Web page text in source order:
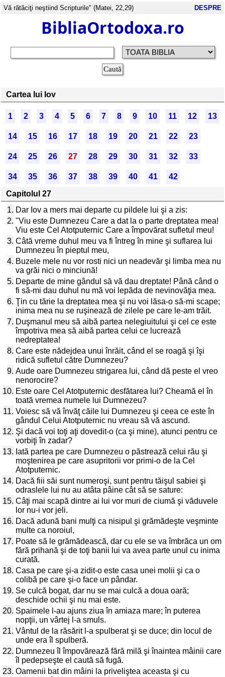
Vă rătăciţi neştiind Scripturile" (Matei, 22,29) DESPRE
BibliaOrtodoxa.ro
Cartea lui Iov
1 2 3 4 5 6 7 8 9 10 11 12 13
14 15 16 17 18 19 20 21 22 23
24 25 26 27 28 29 30 31 32 33
34 35 36 37 38 39 40 41
42
Capitolul 27
1. Dar Iov a mers mai departe cu pildele lui şi a zis:
2. "Viu este Dumnezeu Care a dat la o parte dreptatea mea!
Viu este Cel Atotputernic Care a împovărat sufletul meu!
3. Câtă vreme duhul meu va fi întreg în mine şi suflarea lui
Dumnezeu în pieptul meu,
4. Buzele mele nu vor rosti nici un neadevăr şi limba mea nu
va grăi nici o minciună!
5. Departe de mine gândul să vă dau dreptate! Până când o
fi să-mi dau duhul nu mă voi lepăda de nevinovăţia mea.
6. Ţin cu tărie la dreptatea mea şi nu voi lăsa-o să-mi scape;
inima mea nu se ruşinează de zilele pe care le-am trăit.
7. Duşmanul meu să aibă partea nelegiuitului şi cel ce este
împotriva mea să aibă partea celui ce lucrează
nedreptatea!
8. Care este nădejdea unui înrăit, când el se roagă şi îşi
ridică sufletul către Dumnezeu?
9. Aude oare Dumnezeu strigarea lui, când dă peste el vreo
nenorocire?
10. Este oare Cel Atotputernic desfătarea lui? Cheamă el în
toată vremea numele lui Dumnezeu?
11. Voiesc să vă învăţ căile lui Dumnezeu şi ceea ce este în
gândul Celui Atotputernic nu vreau să vă ascund.
12. Şi dacă voi toţi aţi dovedit-o (ca şi mine), atunci pentru ce
vorbiţi în zadar?
13. Iată partea pe care Dumnezeu o păstrează celui rău şi
moştenirea pe care asupritorii vor primi-o de la Cel
Atotputernic.
14. Dacă fiii săi sunt numeroşi, sunt pentru tăişul sabiei şi
odraslele lui nu au atâta pâine cât să se sature:
15. Câţi mai scapă dintre ai lui vor muri de ciumă şi văduvele
lor nu-i vor jeli.
16. Dacă adună bani mulţi ca nisipul şi grămădeşte veşminte
multe ca noroiul,
17. Poate să le grămădească, dar cu ele se va îmbrăca un om
fără prihană şi de toţi banii lui va avea parte unul cu inima
curată.
18. Casa pe care şi-a zidit-o este casa unei molii şi ca o
colibă pe care şi-o face un pândar.
19. Se culcă bogat, dar nu se mai culcă a doua oară;
deschide ochii şi nu mai este.
20. Spaimele l-au ajuns ziua în amiaza mare; în puterea
nopţii, un vârtej l-a smuls.
21. Vântul de la răsărit l-a spulberat şi se duce; din locul de
unde era îl spulberă.
22. Dumnezeu îl împovărează fără milă şi înaintea mâinii care
îl pedepseşte el caută să fugă.
23. Oamenii bat din mâini la priveliştea aceasta şi cu